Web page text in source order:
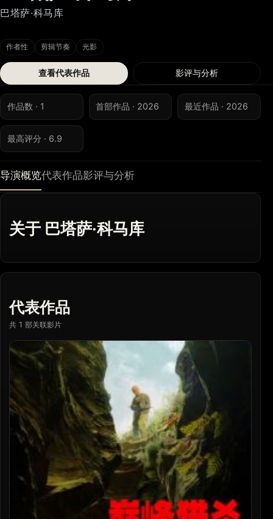
巴塔萨·科马库
作者性 剪辑节奏 光影
查看代表作品 影评与分析
作品数 · 1 首部作品 · 2026 最近作品 · 2026
最高评分 · 6.9
导演概览代表作品影评与分析
关于 巴塔萨·科马库
代表作品
共 1 部关联影片